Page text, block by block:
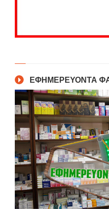
ΕΦΗΜΕΡΕΥΟΝΤΑ